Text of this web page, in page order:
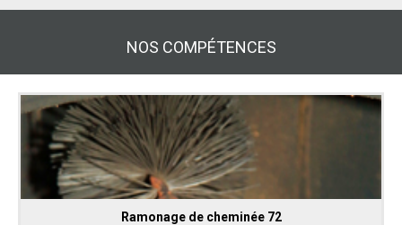
NOS COMPÉTENCES
Ramonage de cheminée 72